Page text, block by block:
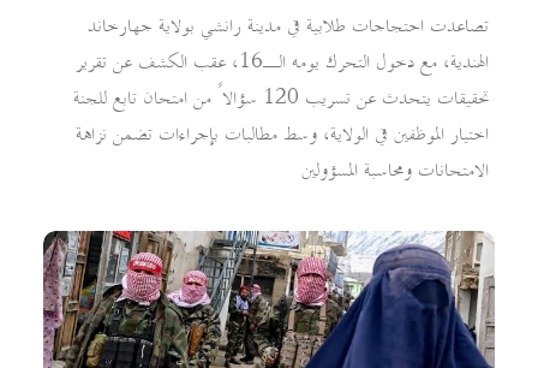
تصاعدت احتجاجات طلابية في مدينة رانشي بولاية جهارخاند
الهندية، مع دخول التحرك يومه الـ16، عقب الكشف عن تقرير
تحقيقات يتحدث عن تسريب 120 سؤالاً من امتحان تابع للجنة
اختيار الموظفين في الولاية، وسط مطالبات بإجراءات تضمن نزاهة
الامتحانات ومحاسبة المسؤولين